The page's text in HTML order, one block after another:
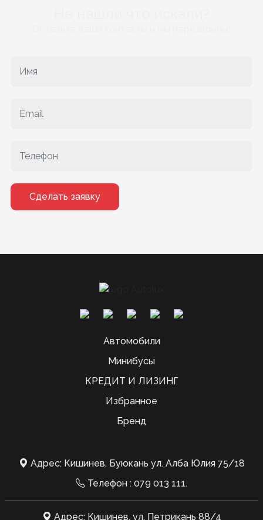
Сделать заявку
Автомобили
Минибусы
КРЕДИТ И ЛИЗИНГ
Избранное
Бренд
Адрес: Кишинев, Буюкань ул. Алба Юлия 75/18
Телефон : 079 013 111.
Адрес: Кишинев, ул. Петрикань 88/4